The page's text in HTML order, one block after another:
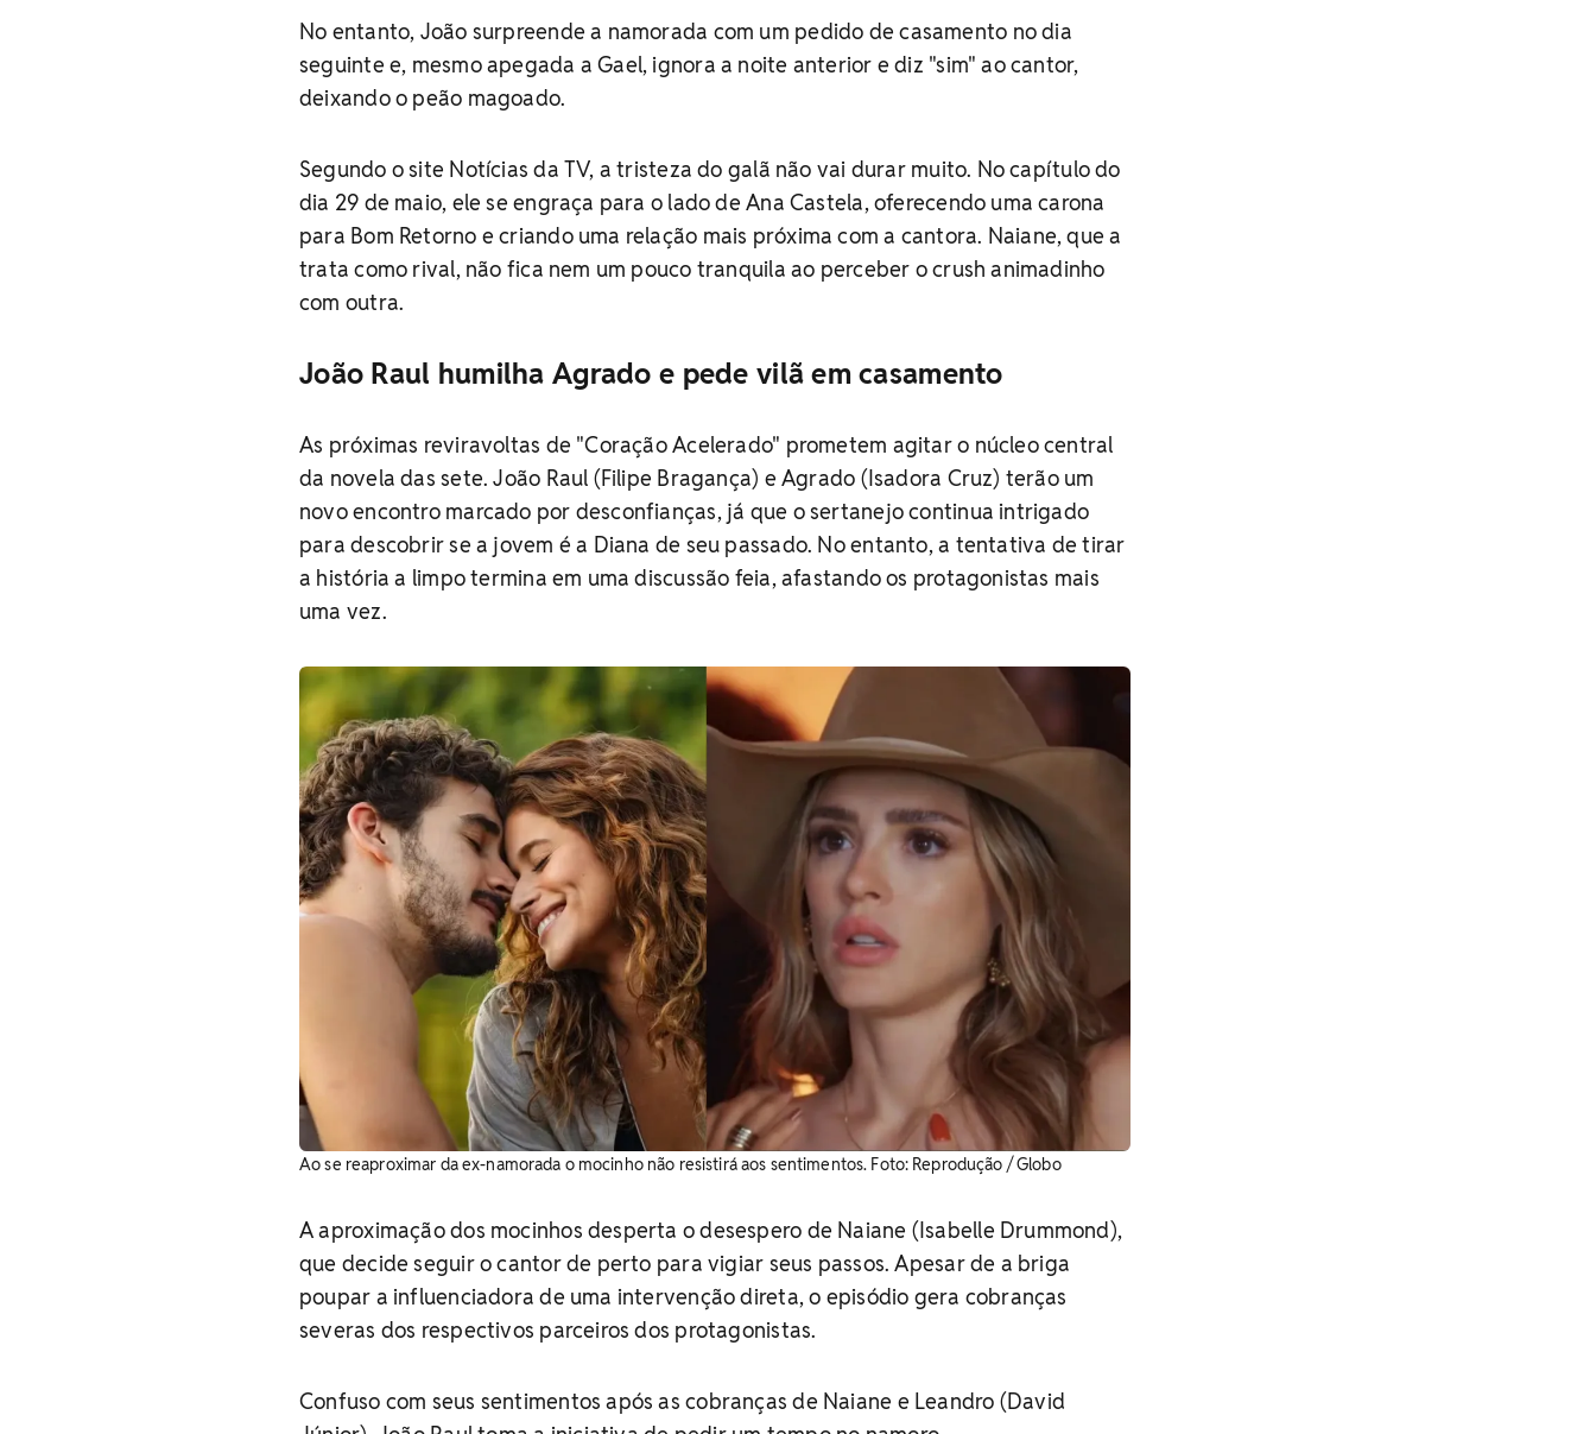
No entanto, João surpreende a namorada com um pedido de casamento no dia
seguinte e, mesmo apegada a Gael, ignora a noite anterior e diz "sim" ao cantor,
deixando o peão magoado.
Segundo o site Notícias da TV, a tristeza do galã não vai durar muito. No capítulo do
dia 29 de maio, ele se engraça para o lado de Ana Castela, oferecendo uma carona
para Bom Retorno e criando uma relação mais próxima com a cantora. Naiane, que a
trata como rival, não fica nem um pouco tranquila ao perceber o crush animadinho
com outra.
João Raul humilha Agrado e pede vilã em casamento
As próximas reviravoltas de "Coração Acelerado" prometem agitar o núcleo central
da novela das sete. João Raul (Filipe Bragança) e Agrado (Isadora Cruz) terão um
novo encontro marcado por desconfianças, já que o sertanejo continua intrigado
para descobrir se a jovem é a Diana de seu passado. No entanto, a tentativa de tirar
a história a limpo termina em uma discussão feia, afastando os protagonistas mais
uma vez.
Ao se reaproximar da ex-namorada o mocinho não resistirá aos sentimentos. ​Foto: Reprodução / Globo
A aproximação dos mocinhos desperta o desespero de Naiane (Isabelle Drummond),
que decide seguir o cantor de perto para vigiar seus passos. Apesar de a briga
poupar a influenciadora de uma intervenção direta, o episódio gera cobranças
severas dos respectivos parceiros dos protagonistas.
Confuso com seus sentimentos após as cobranças de Naiane e Leandro (David